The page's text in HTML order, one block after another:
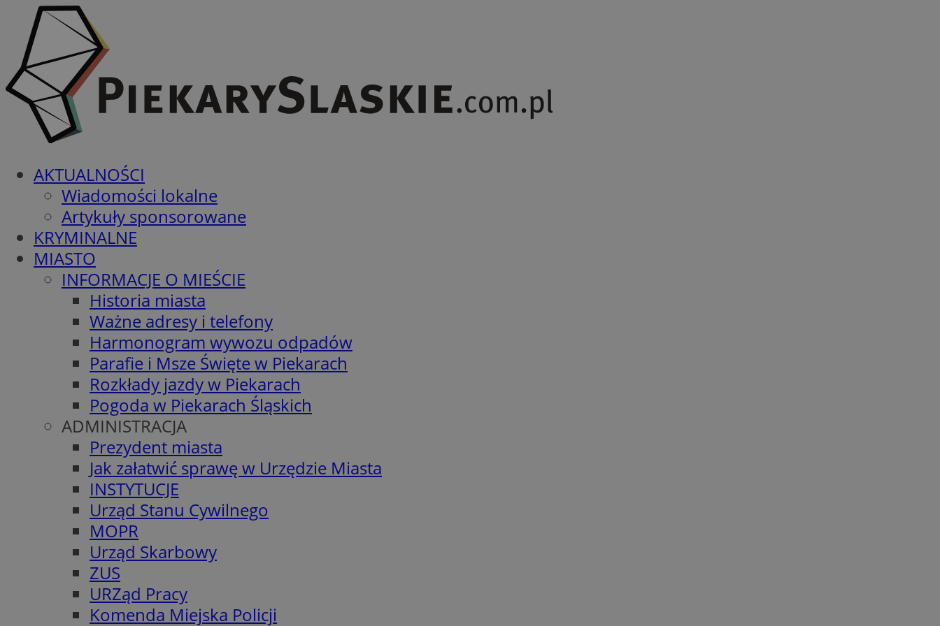
AKTUALNOŚCI
Wiadomości lokalne
Artykuły sponsorowane
KRYMINALNE
MIASTO
INFORMACJE O MIEŚCIE
Historia miasta
Ważne adresy i telefony
Harmonogram wywozu odpadów
Parafie i Msze Święte w Piekarach
Rozkłady jazdy w Piekarach
Pogoda w Piekarach Śląskich
ADMINISTRACJA
Prezydent miasta
Jak załatwić sprawę w Urzędzie Miasta
INSTYTUCJE
Urząd Stanu Cywilnego
MOPR
Urząd Skarbowy
ZUS
URZąd Pracy
Komenda Miejska Policji